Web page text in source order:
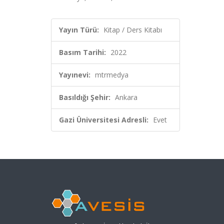
Yayın Türü: Kitap / Ders Kitabı
Basım Tarihi: 2022
Yayınevi: mtrmedya
Basıldığı Şehir: Ankara
Gazi Üniversitesi Adresli: Evet